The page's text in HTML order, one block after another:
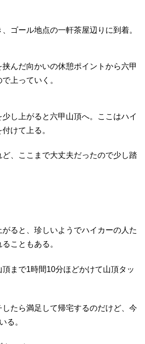
ゴール地点の一軒茶屋辺りに到着。
んだ向かいの休憩ポイントから六甲
上っていく。
し上がると六甲山頂へ。ここはハイ
けて上る。
、ここまで大丈夫だったので少し踏
ると、珍しいようでハイカーの人た
こともある。
まで1時間10分ほどかけて山頂タッ
たら満足して帰宅するのだけど、今
る。